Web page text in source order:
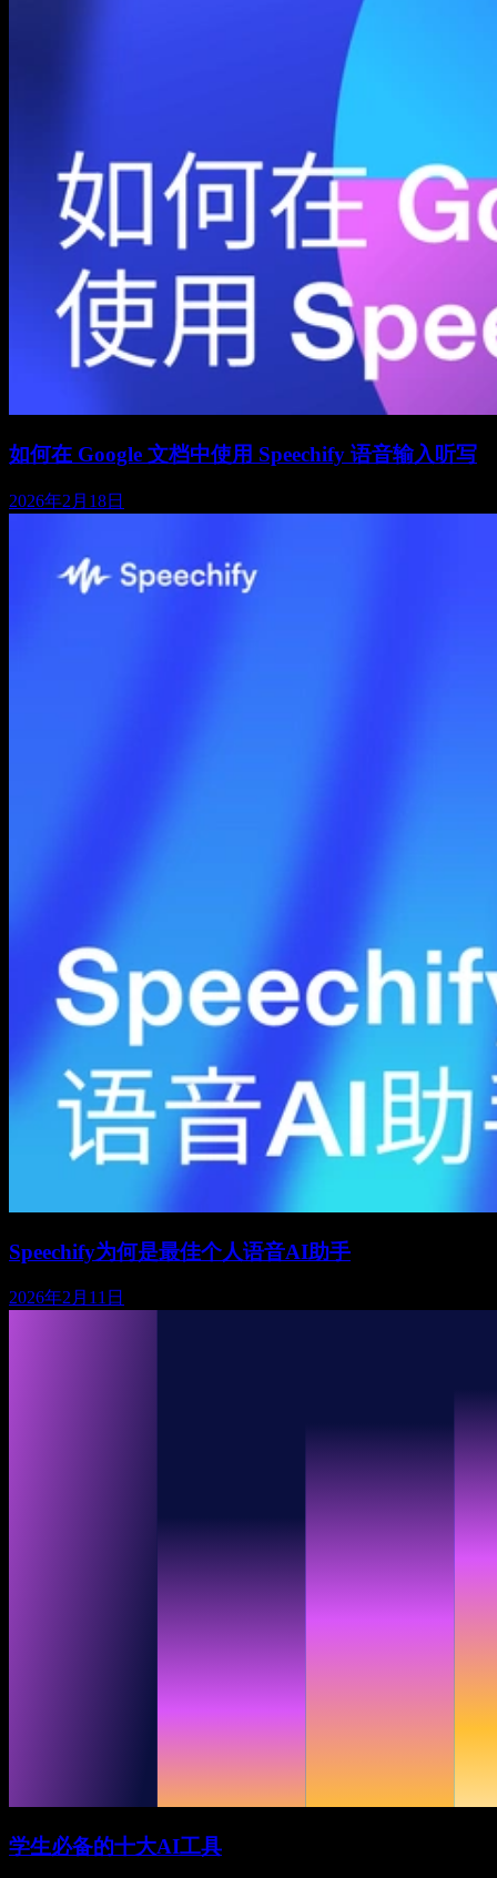
如何在 Google 文档中使用 Speechify 语音输入听写
2026年2月18日
Speechify为何是最佳个人语音AI助手
2026年2月11日
学生必备的十大AI工具